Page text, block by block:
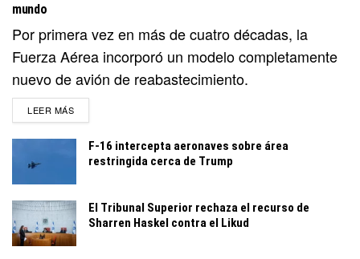
mundo
Por primera vez en más de cuatro décadas, la
Fuerza Aérea incorporó un modelo completamente
nuevo de avión de reabastecimiento.
LEER MÁSDETAILS
F-16 intercepta aeronaves sobre área
restringida cerca de Trump
El Tribunal Superior rechaza el recurso de
Sharren Haskel contra el Likud